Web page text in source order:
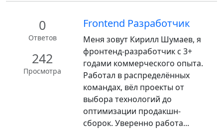
0
Ответов
242
Просмотра
Frontend Разработчик
Меня зовут Кирилл Шумаев, я
фронтенд-разработчик с 3+
годами коммерческого опыта.
Работал в распределённых
командах, вёл проекты от
выбора технологий до
оптимизации продакшн-
сборок. Уверенно работа...